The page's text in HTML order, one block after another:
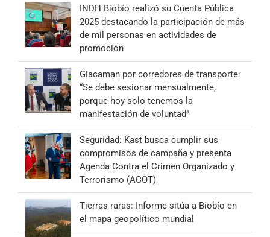
INDH Biobío realizó su Cuenta Pública
2025 destacando la participación de más
de mil personas en actividades de
promoción
Giacaman por corredores de transporte:
“Se debe sesionar mensualmente,
porque hoy solo tenemos la
manifestación de voluntad”
Seguridad: Kast busca cumplir sus
compromisos de campaña y presenta
Agenda Contra el Crimen Organizado y
Terrorismo (ACOT)
Tierras raras: Informe sitúa a Biobío en
el mapa geopolítico mundial